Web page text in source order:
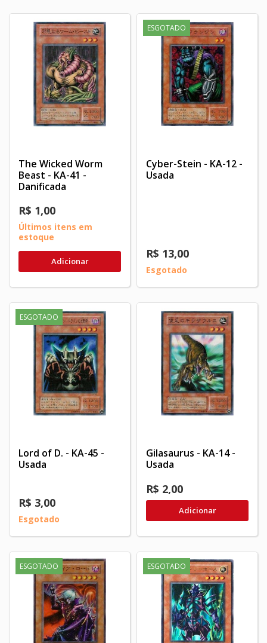
The Wicked Worm
Beast - KA-41 -
Danificada
R$ 1,00
Últimos itens em
estoque
Adicionar
ESGOTADO
Cyber-Stein - KA-12 -
Usada
R$ 13,00
Esgotado
ESGOTADO
Lord of D. - KA-45 -
Usada
R$ 3,00
Esgotado
Gilasaurus - KA-14 -
Usada
R$ 2,00
Adicionar
ESGOTADO ESGOTADO